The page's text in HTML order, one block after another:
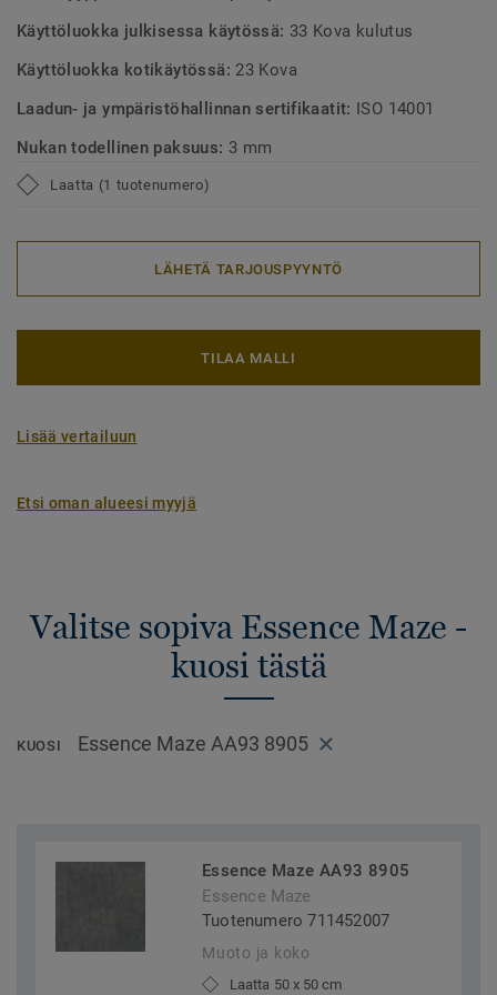
Käyttöluokka julkisessa käytössä: 33 Kova kulutus
Käyttöluokka kotikäytössä: 23 Kova
Laadun- ja ympäristöhallinnan sertifikaatit: ISO 14001
Nukan todellinen paksuus: 3 mm
Laatta (1 tuotenumero)
LÄHETÄ TARJOUSPYYNTÖ
TILAA MALLI
Lisää vertailuun
Etsi oman alueesi myyjä
Valitse sopiva Essence Maze -
kuosi tästä
KUOSI Essence Maze AA93 8905
Essence Maze AA93 8905
Essence Maze
Tuotenumero 711452007
Muoto ja koko
Laatta 50 x 50 cm